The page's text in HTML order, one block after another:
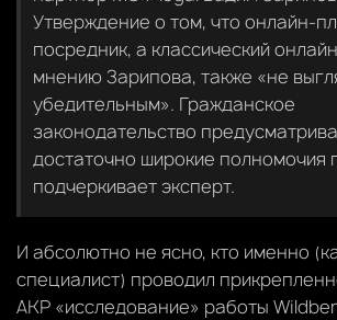
Утверждение о том, что онлайн-
посредник, а классический
мнению Зарипова, также «не
убедительным». Гражданское
законодательство
достаточно широкие полномочия
подчеркивает эксперт.
И абсолютно не ясно, кто именно
специалист) проводил
АКР «исследование» работы